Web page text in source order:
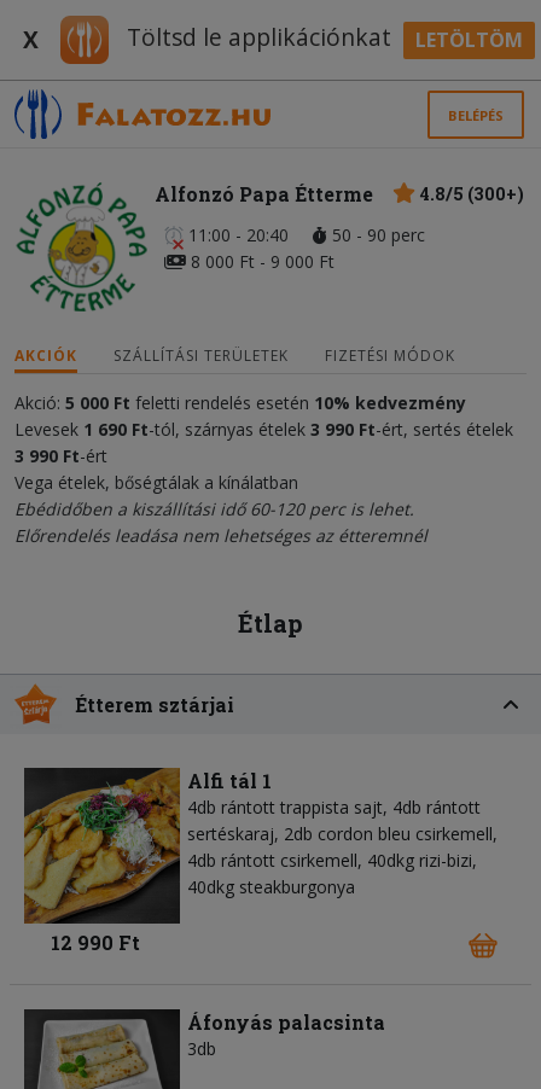
X Töltsd le applikációnkat LETÖLTÖM
BELÉPÉS
Alfonzó Papa Étterme
4.8/5 (300+)
11:00 - 20:40
50 - 90 perc
8 000 Ft - 9 000 Ft
AKCIÓK SZÁLLÍTÁSI TERÜLETEK FIZETÉSI MÓDOK
Akció: 5 000 Ft feletti rendelés esetén 10% kedvezmény
Levesek 1 690 Ft-tól, szárnyas ételek 3 990 Ft-ért, sertés ételek
3 990 Ft-ért
Vega ételek, bőségtálak a kínálatban
Ebédidőben a kiszállítási idő 60-120 perc is lehet.
Előrendelés leadása nem lehetséges az étteremnél
Étlap
Étterem sztárjai
Alfi tál 1
4db rántott trappista sajt, 4db rántott
sertéskaraj, 2db cordon bleu csirkemell,
4db rántott csirkemell, 40dkg rizi-bizi,
40dkg steakburgonya
12 990 Ft
Áfonyás palacsinta
3db